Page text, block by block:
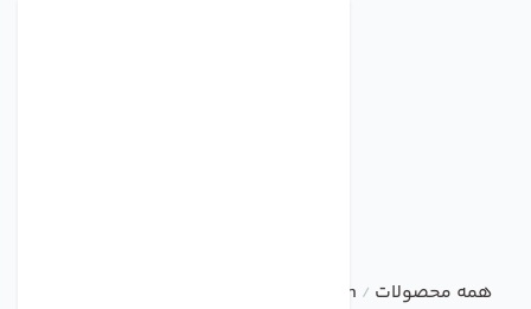
همه محصولات /
bvn